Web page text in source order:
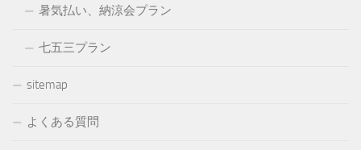
暑気払い、納涼会プラン
七五三プラン
sitemap
よくある質問